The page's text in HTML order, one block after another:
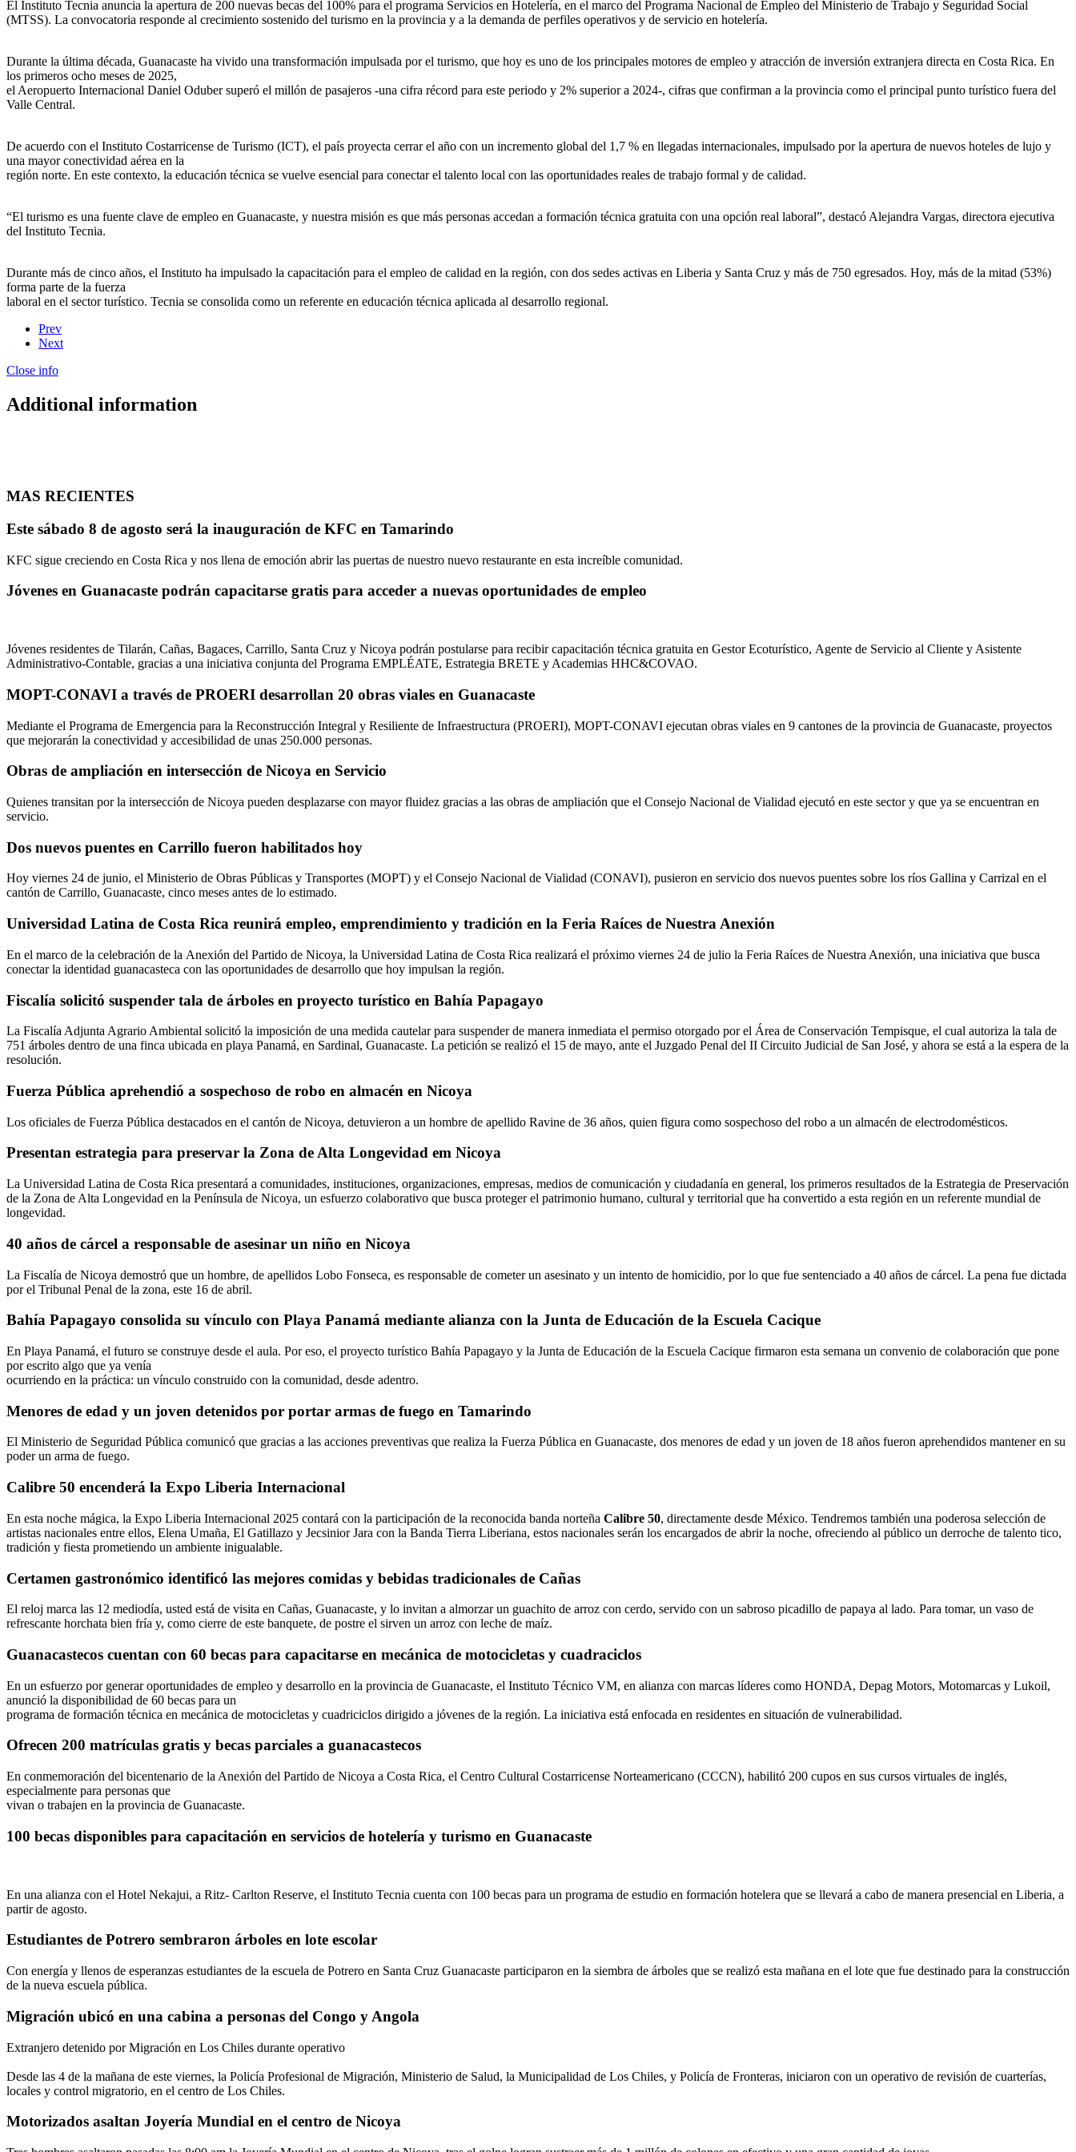
El Instituto Tecnia anuncia la apertura de 200 nuevas becas del 100% para el programa Servicios en Hotelería, en el marco del Programa Nacional de Empleo del Ministerio de Trabajo y Seguridad Social
(MTSS). La convocatoria responde al crecimiento sostenido del turismo en la provincia y a la demanda de perfiles operativos y de servicio en hotelería.
Durante la última década, Guanacaste ha vivido una transformación impulsada por el turismo, que hoy es uno de los principales motores de empleo y atracción de inversión extranjera directa en Costa Rica. En
los primeros ocho meses de 2025,
el Aeropuerto Internacional Daniel Oduber superó el millón de pasajeros -una cifra récord para este periodo y 2% superior a 2024-, cifras que confirman a la provincia como el principal punto turístico fuera del
Valle Central.
De acuerdo con el Instituto Costarricense de Turismo (ICT), el país proyecta cerrar el año con un incremento global del 1,7 % en llegadas internacionales, impulsado por la apertura de nuevos hoteles de lujo y
una mayor conectividad aérea en la
región norte. En este contexto, la educación técnica se vuelve esencial para conectar el talento local con las oportunidades reales de trabajo formal y de calidad.
“El turismo es una fuente clave de empleo en Guanacaste, y nuestra misión es que más personas accedan a formación técnica gratuita con una opción real laboral”, destacó Alejandra Vargas, directora ejecutiva
del Instituto Tecnia.
Durante más de cinco años, el Instituto ha impulsado la capacitación para el empleo de calidad en la región, con dos sedes activas en Liberia y Santa Cruz y más de 750 egresados. Hoy, más de la mitad (53%)
forma parte de la fuerza
laboral en el sector turístico. Tecnia se consolida como un referente en educación técnica aplicada al desarrollo regional.
Prev
Next
Close info
Additional information
MAS RECIENTES
Este sábado 8 de agosto será la inauguración de KFC en Tamarindo
KFC sigue creciendo en Costa Rica y nos llena de emoción abrir las puertas de nuestro nuevo restaurante en esta increíble comunidad.
Jóvenes en Guanacaste podrán capacitarse gratis para acceder a nuevas oportunidades de empleo
Jóvenes residentes de Tilarán, Cañas, Bagaces, Carrillo, Santa Cruz y Nicoya podrán postularse para recibir capacitación técnica gratuita en Gestor Ecoturístico, Agente de Servicio al Cliente y Asistente
Administrativo-Contable, gracias a una iniciativa conjunta del Programa EMPLÉATE, Estrategia BRETE y Academias HHC&COVAO.
MOPT-CONAVI a través de PROERI desarrollan 20 obras viales en Guanacaste
Mediante el Programa de Emergencia para la Reconstrucción Integral y Resiliente de Infraestructura (PROERI), MOPT-CONAVI ejecutan obras viales en 9 cantones de la provincia de Guanacaste, proyectos
que mejorarán la conectividad y accesibilidad de unas 250.000 personas.
Obras de ampliación en intersección de Nicoya en Servicio
Quienes transitan por la intersección de Nicoya pueden desplazarse con mayor fluidez gracias a las obras de ampliación que el Consejo Nacional de Vialidad ejecutó en este sector y que ya se encuentran en
servicio.
Dos nuevos puentes en Carrillo fueron habilitados hoy
Hoy viernes 24 de junio, el Ministerio de Obras Públicas y Transportes (MOPT) y el Consejo Nacional de Vialidad (CONAVI), pusieron en servicio dos nuevos puentes sobre los ríos Gallina y Carrizal en el
cantón de Carrillo, Guanacaste, cinco meses antes de lo estimado.
Universidad Latina de Costa Rica reunirá empleo, emprendimiento y tradición en la Feria Raíces de Nuestra Anexión
En el marco de la celebración de la Anexión del Partido de Nicoya, la Universidad Latina de Costa Rica realizará el próximo viernes 24 de julio la Feria Raíces de Nuestra Anexión, una iniciativa que busca
conectar la identidad guanacasteca con las oportunidades de desarrollo que hoy impulsan la región.
Fiscalía solicitó suspender tala de árboles en proyecto turístico en Bahía Papagayo
La Fiscalía Adjunta Agrario Ambiental solicitó la imposición de una medida cautelar para suspender de manera inmediata el permiso otorgado por el Área de Conservación Tempisque, el cual autoriza la tala de
751 árboles dentro de una finca ubicada en playa Panamá, en Sardinal, Guanacaste. La petición se realizó el 15 de mayo, ante el Juzgado Penal del II Circuito Judicial de San José, y ahora se está a la espera de la
resolución.
Fuerza Pública aprehendió a sospechoso de robo en almacén en Nicoya
Los oficiales de Fuerza Pública destacados en el cantón de Nicoya, detuvieron a un hombre de apellido Ravine de 36 años, quien figura como sospechoso del robo a un almacén de electrodomésticos.
Presentan estrategia para preservar la Zona de Alta Longevidad em Nicoya
La Universidad Latina de Costa Rica presentará a comunidades, instituciones, organizaciones, empresas, medios de comunicación y ciudadanía en general, los primeros resultados de la Estrategia de Preservación
de la Zona de Alta Longevidad en la Península de Nicoya, un esfuerzo colaborativo que busca proteger el patrimonio humano, cultural y territorial que ha convertido a esta región en un referente mundial de
longevidad.
40 años de cárcel a responsable de asesinar un niño en Nicoya
La Fiscalía de Nicoya demostró que un hombre, de apellidos Lobo Fonseca, es responsable de cometer un asesinato y un intento de homicidio, por lo que fue sentenciado a 40 años de cárcel. La pena fue dictada
por el Tribunal Penal de la zona, este 16 de abril.
Bahía Papagayo consolida su vínculo con Playa Panamá mediante alianza con la Junta de Educación de la Escuela Cacique
En Playa Panamá, el futuro se construye desde el aula. Por eso, el proyecto turístico Bahía Papagayo y la Junta de Educación de la Escuela Cacique firmaron esta semana un convenio de colaboración que pone
por escrito algo que ya venía
ocurriendo en la práctica: un vínculo construido con la comunidad, desde adentro.
Menores de edad y un joven detenidos por portar armas de fuego en Tamarindo
El Ministerio de Seguridad Pública comunicó que gracias a las acciones preventivas que realiza la Fuerza Pública en Guanacaste, dos menores de edad y un joven de 18 años fueron aprehendidos mantener en su
poder un arma de fuego.
Calibre 50 encenderá la Expo Liberia Internacional
En esta noche mágica, la Expo Liberia Internacional 2025 contará con la participación de la reconocida banda norteña Calibre 50, directamente desde México. Tendremos también una poderosa selección de
artistas nacionales entre ellos, Elena Umaña, El Gatillazo y Jecsinior Jara con la Banda Tierra Liberiana, estos nacionales serán los encargados de abrir la noche, ofreciendo al público un derroche de talento tico,
tradición y fiesta prometiendo un ambiente inigualable.
Certamen gastronómico identificó las mejores comidas y bebidas tradicionales de Cañas
El reloj marca las 12 mediodía, usted está de visita en Cañas, Guanacaste, y lo invitan a almorzar un guachito de arroz con cerdo, servido con un sabroso picadillo de papaya al lado. Para tomar, un vaso de
refrescante horchata bien fría y, como cierre de este banquete, de postre el sirven un arroz con leche de maíz.
Guanacastecos cuentan con 60 becas para capacitarse en mecánica de motocicletas y cuadraciclos
En un esfuerzo por generar oportunidades de empleo y desarrollo en la provincia de Guanacaste, el Instituto Técnico VM, en alianza con marcas líderes como HONDA, Depag Motors, Motomarcas y Lukoil,
anunció la disponibilidad de 60 becas para un
programa de formación técnica en mecánica de motocicletas y cuadriciclos dirigido a jóvenes de la región. La iniciativa está enfocada en residentes en situación de vulnerabilidad.
Ofrecen 200 matrículas gratis y becas parciales a guanacastecos
En conmemoración del bicentenario de la Anexión del Partido de Nicoya a Costa Rica, el Centro Cultural Costarricense Norteamericano (CCCN), habilitó 200 cupos en sus cursos virtuales de inglés,
especialmente para personas que
vivan o trabajen en la provincia de Guanacaste.
100 becas disponibles para capacitación en servicios de hotelería y turismo en Guanacaste
En una alianza con el Hotel Nekajui, a Ritz- Carlton Reserve, el Instituto Tecnia cuenta con 100 becas para un programa de estudio en formación hotelera que se llevará a cabo de manera presencial en Liberia, a
partir de agosto.
Estudiantes de Potrero sembraron árboles en lote escolar
Con energía y llenos de esperanzas estudiantes de la escuela de Potrero en Santa Cruz Guanacaste participaron en la siembra de árboles que se realizó esta mañana en el lote que fue destinado para la construcción
de la nueva escuela pública.
Migración ubicó en una cabina a personas del Congo y Angola
Extranjero detenido por Migración en Los Chiles durante operativo
Desde las 4 de la mañana de este viernes, la Policía Profesional de Migración, Ministerio de Salud, la Municipalidad de Los Chiles, y Policía de Fronteras, iniciaron con un operativo de revisión de cuarterías,
locales y control migratorio, en el centro de Los Chiles.
Motorizados asaltan Joyería Mundial en el centro de Nicoya